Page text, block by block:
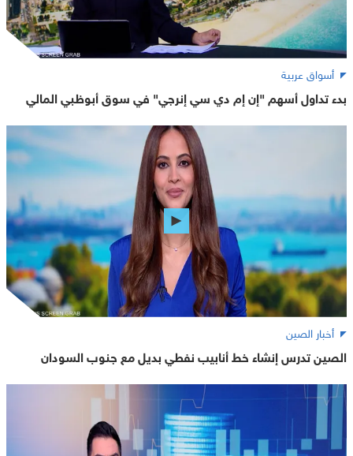
أسواق عربية
بدء تداول أسهم "إن إم دي سي إنرجي" في سوق أبوظبي المالي
أخبار الصين
الصين تدرس إنشاء خط أنابيب نفطي بديل مع جنوب السودان